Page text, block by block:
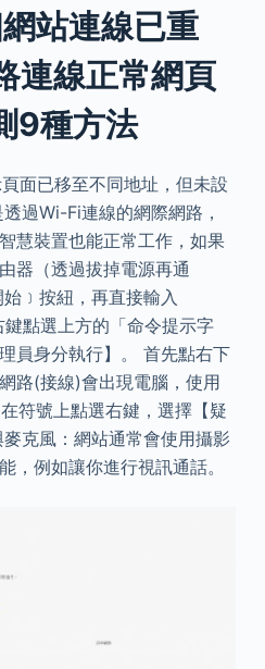
站連線已重
連線正常網頁
9種方法
面已移至不同地址，但未設
過Wi-Fi連線的網際網路，
慧裝置也能正常工作，如果
器（透過拔掉電源再通
﹞按紐，再直接輸入
鍵點選上方的「命令提示字
員身分執行】。 首先點右下
路(接線)會出現電腦，使用
符號上點選右鍵，選擇【疑
克風：網站通常會使用攝影
，例如讓你進行視訊通話。